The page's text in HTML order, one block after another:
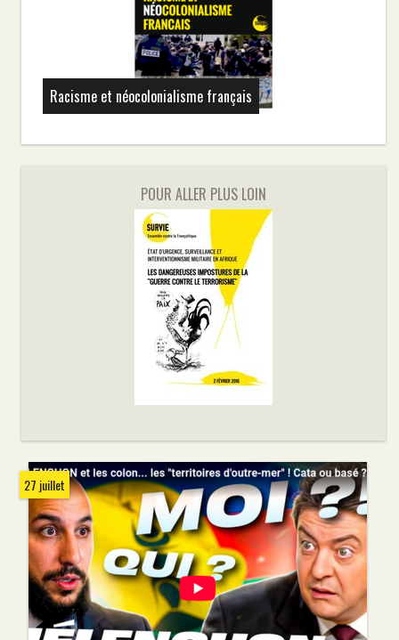
Racisme et néocolonialisme français
POUR ALLER PLUS LOIN
27 juillet